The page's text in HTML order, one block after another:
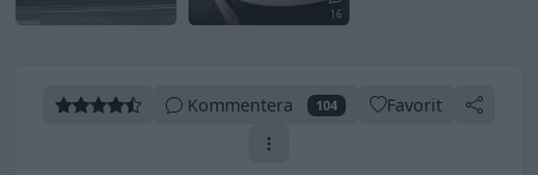
16
Kommentera 104 Favorit